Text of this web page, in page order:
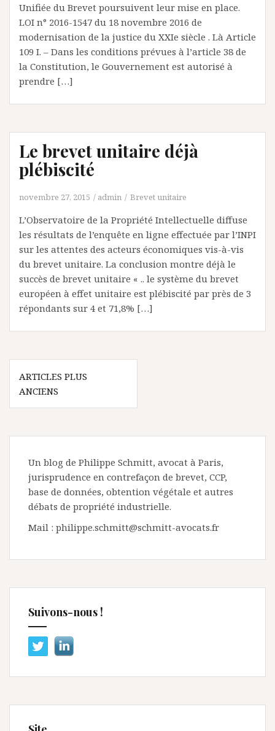
Unifiée du Brevet poursuivent leur mise en place.
LOI n° 2016-1547 du 18 novembre 2016 de
modernisation de la justice du XXIe siècle . Là Article
109 I. – Dans les conditions prévues à l’article 38 de
la Constitution, le Gouvernement est autorisé à
prendre […]
Le brevet unitaire déjà
plébiscité
novembre 27, 2015 admin Brevet unitaire
L’Observatoire de la Propriété Intellectuelle diffuse
les résultats de l’enquête en ligne effectuée par l’INPI
sur les attentes des acteurs économiques vis-à-vis
du brevet unitaire. La conclusion montre déjà le
succès de brevet unitaire « .. le système du brevet
européen à effet unitaire est plébiscité par près de 3
répondants sur 4 et 71,8% […]
Navigation
des
articles
ARTICLES PLUS
ANCIENS
Un blog de Philippe Schmitt, avocat à Paris,
jurisprudence en contrefaçon de brevet, CCP,
base de données, obtention végétale et autres
débats de propriété industrielle.
Mail : philippe.schmitt@schmitt-avocats.fr
Suivons-nous !